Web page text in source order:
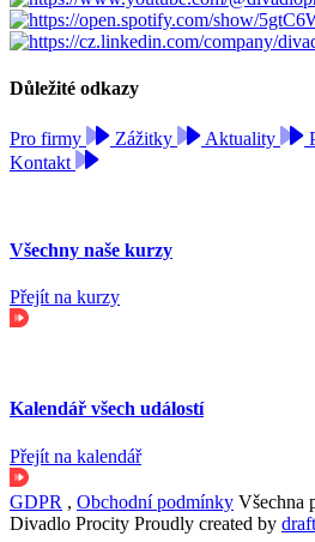
Důležité odkazy
Pro firmy Zážitky Aktuality
Kontakt
Všechny naše kurzy
Přejít na kurzy
Kalendář všech událostí
Přejít na kalendář
GDPR , Obchodní podmínky Všechna
Divadlo Procity Proudly created by